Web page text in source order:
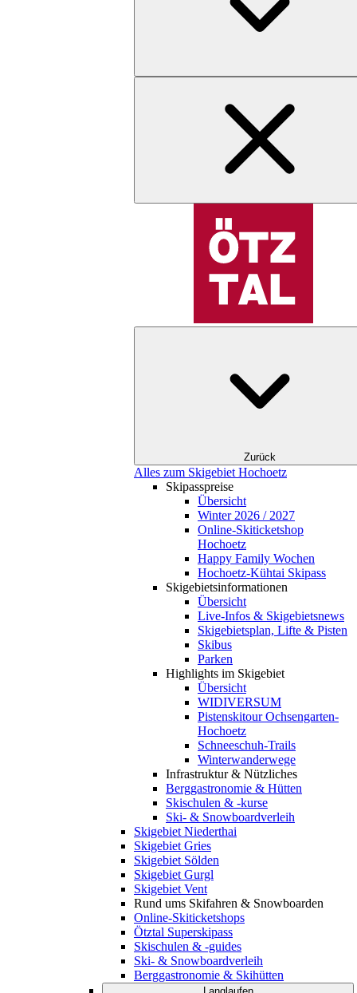
Zurück
Alles zum Skigebiet Hochoetz
Skipasspreise
Übersicht
Winter 2026 / 2027
Online-Skiticketshop
Hochoetz
Happy Family Wochen
Hochoetz-Kühtai Skipass
Skigebietsinformationen
Übersicht
Live-Infos & Skigebietsnews
Skigebietsplan, Lifte & Pisten
Skibus
Parken
Highlights im Skigebiet
Übersicht
WIDIVERSUM
Pistenskitour Ochsengarten-
Hochoetz
Schneeschuh-Trails
Winterwanderwege
Infrastruktur & Nützliches
Berggastronomie & Hütten
Skischulen & -kurse
Ski- & Snowboardverleih
Skigebiet Niederthai
Skigebiet Gries
Skigebiet Sölden
Skigebiet Gurgl
Skigebiet Vent
Rund ums Skifahren & Snowboarden
Online-Skiticketshops
Ötztal Superskipass
Skischulen & -guides
Ski- & Snowboardverleih
Berggastronomie & Skihütten